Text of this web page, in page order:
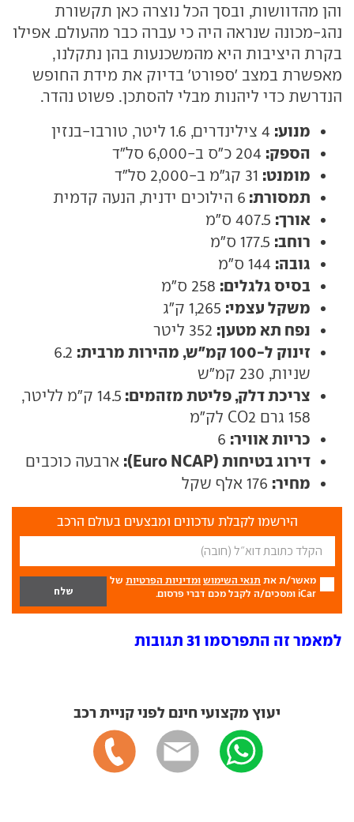
והן מהדוושות, ובסך הכל נוצרה כאן תקשורת
נהג-מכונה שנראה היה כי עברה כבר מהעולם. אפילו
בקרת היציבות היא מהמשכנעות בהן נתקלנו,
מאפשרת במצב 'ספורט' בדיוק את מידת החופש
הנדרשת כדי ליהנות מבלי להסתכן. פשוט נהדר.
מנוע:
הספק:
מומנט:
תמסורת: 6 הילוכים ידנית, הנעה קדמית
אורך:
רוחב:
גובה:
בסיס גלגלים:
משקל עצמי:
נפח תא מטען:
זינוק ל-100 קמ"ש, מהירות מרבית:
6.2
שניות, 230 קמ"ש
צריכת דלק, פליטת מזהמים:
14.5 ק"מ לליטר,
158 גרם CO2 לק"מ
כריות אוויר:
דירוג בטיחות (Euro NCAP): ארבעה כוכבים
מחיר:
הירשמו לקבלת עדכונים ומבצעים בעולם הרכב
מאשר/ת את תנאי השימוש ומדיניות הפרטיות של
iCar ומסכים/ה לקבל מכם דברי פרסום.
למאמר זה התפרסמו 31 תגובות
יעוץ מקצועי חינם לפני קניית רכב